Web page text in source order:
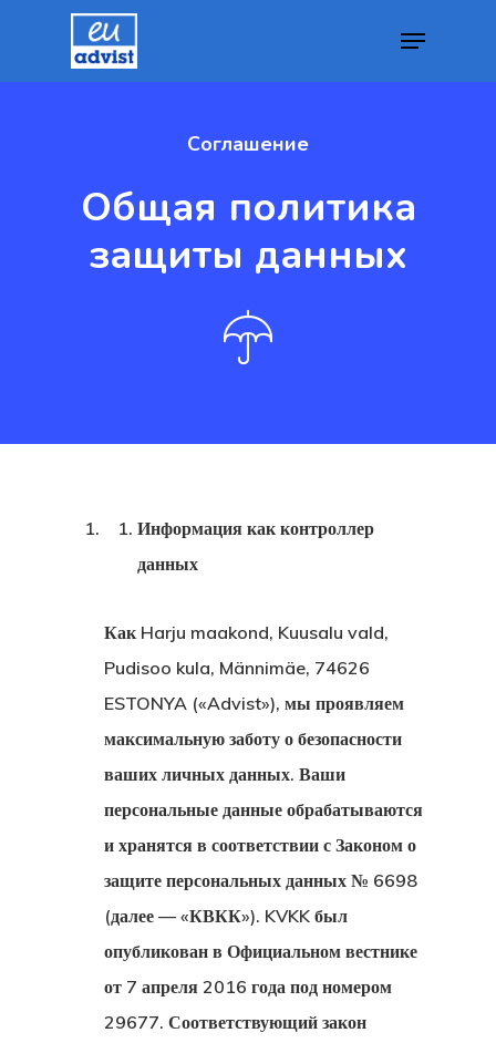
Hit enter to search or ESC to close
Соглашение
Общая политика
защиты данных
Информация как контроллер
данных
Как Harju maakond, Kuusalu vald,
Pudisoo kula, Männimäe, 74626
ESTONYA («Advist»), мы проявляем
максимальную заботу о безопасности
ваших личных данных. Ваши
персональные данные обрабатываются
и хранятся в соответствии с Законом о
защите персональных данных № 6698
(далее — «КВКК»). KVKK был
опубликован в Официальном вестнике
от 7 апреля 2016 года под номером
29677. Соответствующий закон